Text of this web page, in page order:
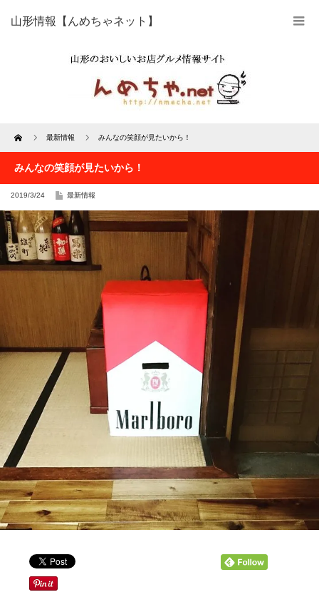
山形情報【んめちゃネット】
Home 最新情報 みんなの笑顔が見たいから！
みんなの笑顔が見たいから！
2019/3/24 最新情報